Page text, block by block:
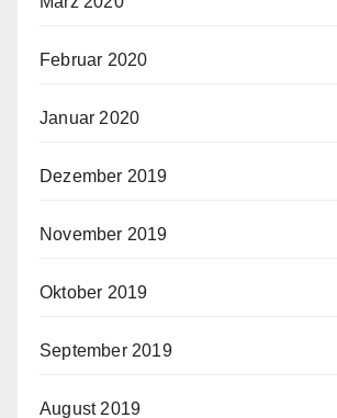
Februar 2020
Januar 2020
Dezember 2019
November 2019
Oktober 2019
September 2019
August 2019